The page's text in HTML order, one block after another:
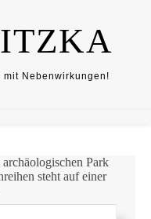
Nebenwirkungen!